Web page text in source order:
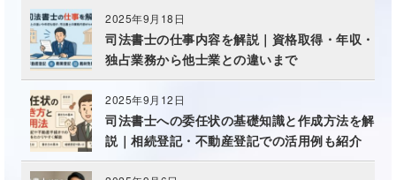
2025年9月18日
司法書士の仕事内容を解説｜資格取得・年収・
独占業務から他士業との違いまで
2025年9月12日
司法書士への委任状の基礎知識と作成方法を解
説｜相続登記・不動産登記での活用例も紹介